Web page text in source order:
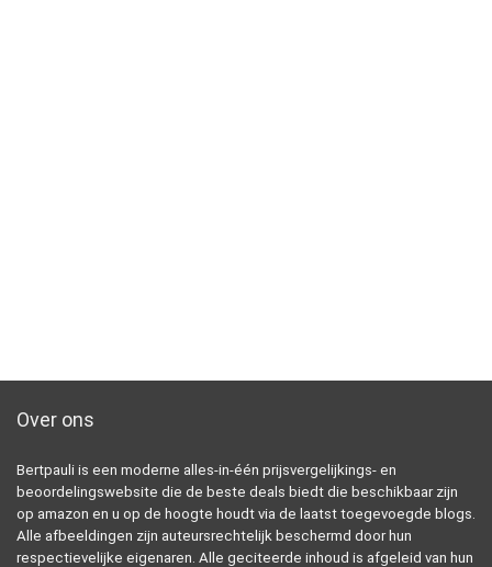
Over ons
Bertpauli is een moderne alles-in-één prijsvergelijkings- en
beoordelingswebsite die de beste deals biedt die beschikbaar zijn
op amazon en u op de hoogte houdt via de laatst toegevoegde blogs.
Alle afbeeldingen zijn auteursrechtelijk beschermd door hun
respectievelijke eigenaren. Alle geciteerde inhoud is afgeleid van hun